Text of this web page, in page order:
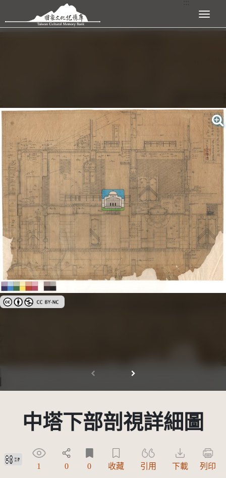
跳到主要內容區塊 展開選單
創用CC姓名標示-非商業性 3.0 台灣及其後版本(CC BY-NC 3.0 TW +)
中塔下部剖視詳細圖
創用CC姓名標示 3.0 台灣及其後版本(CC BY 3.0 TW +)
1 0 0 收藏 引用 下載 列印